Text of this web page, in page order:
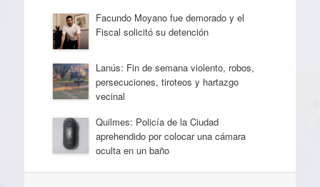
Facundo Moyano fue demorado y el
Fiscal solicitó su detención
Lanús: Fin de semana violento, robos,
persecuciones, tiroteos y hartazgo
vecinal
Quilmes: Policía de la Ciudad
aprehendido por colocar una cámara
oculta en un baño